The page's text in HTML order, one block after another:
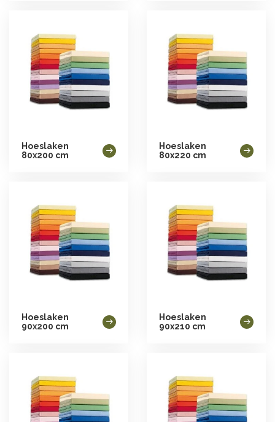
Hoeslaken
80x200 cm
Hoeslaken
80x220 cm
Hoeslaken
90x200 cm
Hoeslaken
90x210 cm